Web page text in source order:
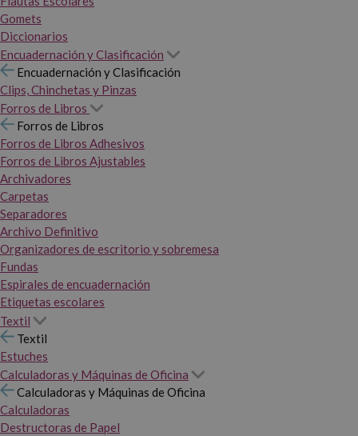
Gomets
Diccionarios
Encuadernación y Clasificación
Encuadernación y Clasificación
Clips, Chinchetas y Pinzas
Forros de Libros
Forros de Libros
Forros de Libros Adhesivos
Forros de Libros Ajustables
Archivadores
Carpetas
Separadores
Archivo Definitivo
Organizadores de escritorio y sobremesa
Fundas
Espirales de encuadernación
Etiquetas escolares
Textil
Textil
Estuches
Calculadoras y Máquinas de Oficina
Calculadoras y Máquinas de Oficina
Calculadoras
Destructoras de Papel